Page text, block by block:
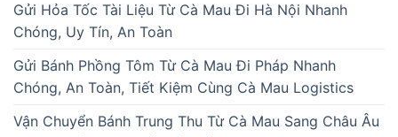
Gửi Hỏa Tốc Tài Liệu Từ Cà Mau Đi Hà Nội Nhanh
Chóng, Uy Tín, An Toàn
Gửi Bánh Phồng Tôm Từ Cà Mau Đi Pháp Nhanh
Chóng, An Toàn, Tiết Kiệm Cùng Cà Mau Logistics
Vận Chuyển Bánh Trung Thu Từ Cà Mau Sang Châu Âu